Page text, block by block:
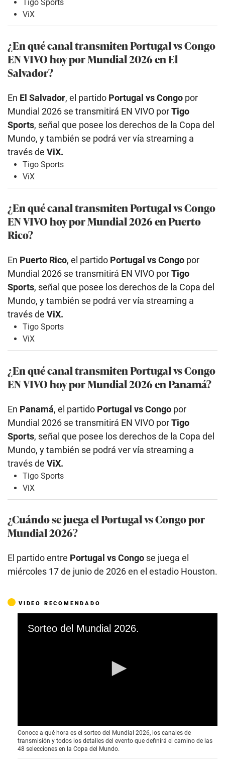
Tigo Sports
ViX
¿En qué canal transmiten Portugal vs Congo
EN VIVO hoy por Mundial 2026 en El
Salvador?
En El Salvador, el partido Portugal vs Congo por
Mundial 2026 se transmitirá EN VIVO porTigo
Sports, señal que posee los derechos de la Copa del
Mundo, y también se podrá ver vía streaming a
través de ViX.
Tigo Sports
ViX
¿En qué canal transmiten Portugal vs Congo
EN VIVO hoy por Mundial 2026 en Puerto
Rico?
En Puerto Rico, el partido Portugal vs Congo por
Mundial 2026 se transmitirá EN VIVO porTigo
Sports, señal que posee los derechos de la Copa del
Mundo, y también se podrá ver vía streaming a
través de ViX.
Tigo Sports
ViX
¿En qué canal transmiten Portugal vs Congo
EN VIVO hoy por Mundial 2026 en Panamá?
En Panamá, el partido Portugal vs Congo por
Mundial 2026 se transmitirá EN VIVO porTigo
Sports, señal que posee los derechos de la Copa del
Mundo, y también se podrá ver vía streaming a
través de ViX.
Tigo Sports
ViX
¿Cuándo se juega el Portugal vs Congo por
Mundial 2026?
El partido entre Portugal vs Congo se juega el
miércoles 17 de junio de 2026 en el estadio Houston.
VIDEO RECOMENDADO
0
s
e
c
o
Conoce a qué hora es el sorteo del Mundial 2026, los canales de
transmisión y todos los detalles del evento que definirá el camino de las
48 selecciones en la Copa del Mundo.